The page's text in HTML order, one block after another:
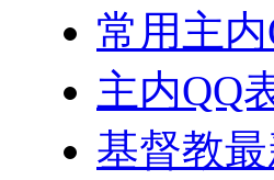
常用主
主内QQ
基督教